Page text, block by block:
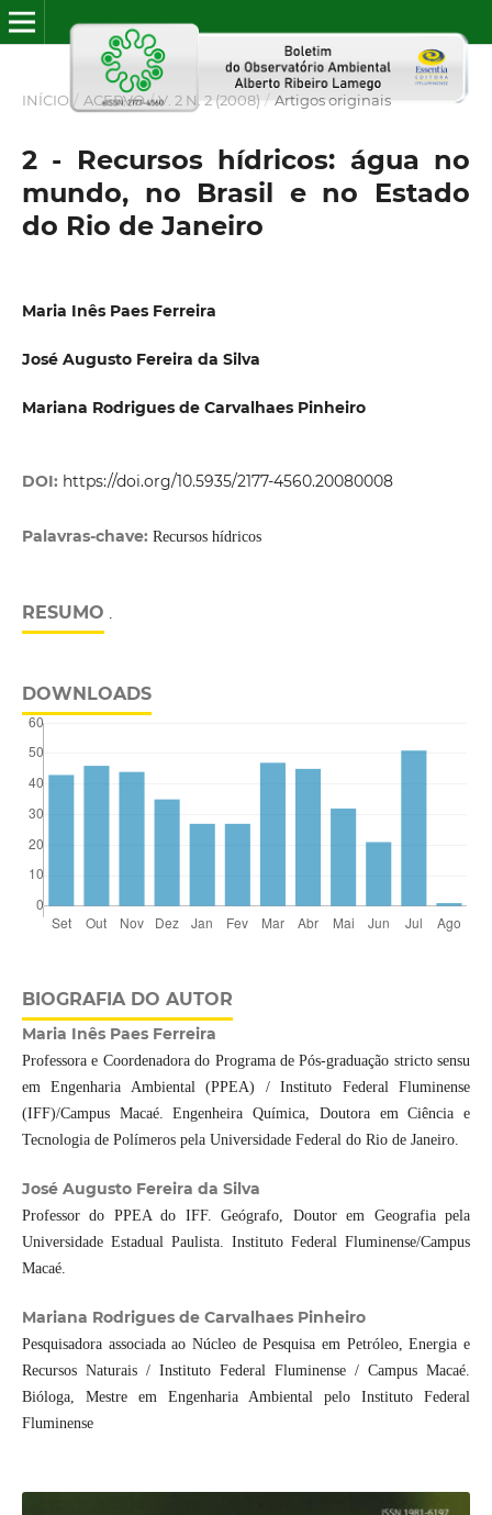
INÍCIO / ACERVO / V. 2 N. 2 (2008) / Artigos originais
2 - Recursos hídricos: água no
mundo, no Brasil e no Estado
do Rio de Janeiro
Maria Inês Paes Ferreira
José Augusto Fereira da Silva
Mariana Rodrigues de Carvalhaes Pinheiro
DOI: https://doi.org/10.5935/2177-4560.20080008
Palavras-chave: Recursos hídricos
RESUMO .
DOWNLOADS
BIOGRAFIA DO AUTOR
Maria Inês Paes Ferreira
Professora e Coordenadora do Programa de Pós-graduação stricto sensu
em Engenharia Ambiental (PPEA) / Instituto Federal Fluminense
(IFF)/Campus Macaé. Engenheira Química, Doutora em Ciência e
Tecnologia de Polímeros pela Universidade Federal do Rio de Janeiro.
José Augusto Fereira da Silva
Professor do PPEA do IFF. Geógrafo, Doutor em Geografia pela
Universidade Estadual Paulista. Instituto Federal Fluminense/Campus
Macaé.
Mariana Rodrigues de Carvalhaes Pinheiro
Pesquisadora associada ao Núcleo de Pesquisa em Petróleo, Energia e
Recursos Naturais / Instituto Federal Fluminense / Campus Macaé.
Bióloga, Mestre em Engenharia Ambiental pelo Instituto Federal
Fluminense